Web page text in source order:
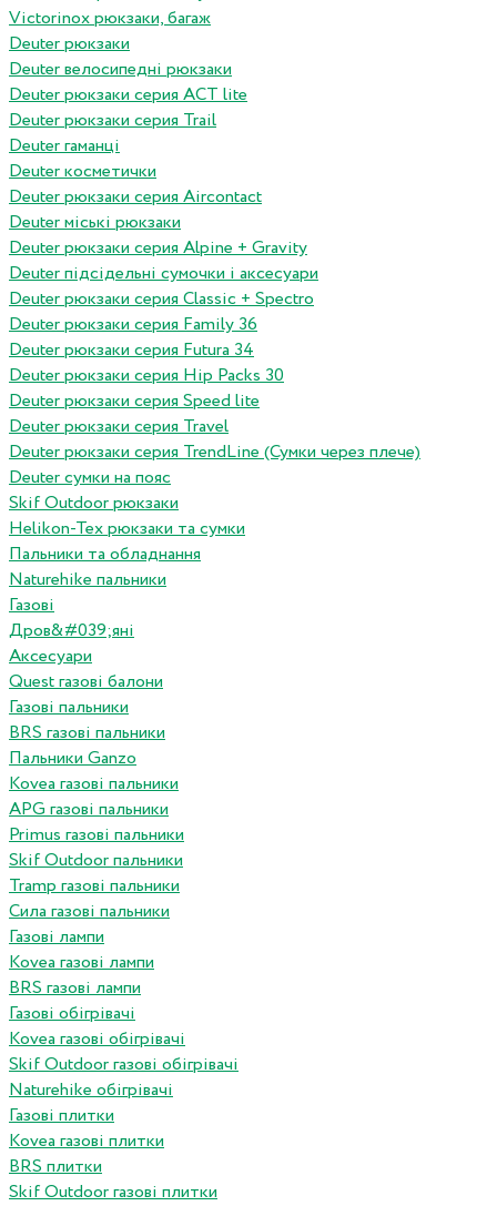
Victorinox рюкзаки, багаж
Deuter рюкзаки
Deuter велосипедні рюкзаки
Deuter рюкзаки серия ACT lite
Deuter рюкзаки серия Trail
Deuter гаманці
Deuter косметички
Deuter рюкзаки серия Aircontact
Deuter міські рюкзаки
Deuter рюкзаки серия Alpine + Gravity
Deuter підсідельні сумочки і аксесуари
Deuter рюкзаки серия Classic + Spectro
Deuter рюкзаки серия Family 36
Deuter рюкзаки серия Futura 34
Deuter рюкзаки серия Hip Packs 30
Deuter рюкзаки серия Speed lite
Deuter рюкзаки серия Travel
Deuter рюкзаки серия TrendLine (Сумки через плече)
Deuter сумки на пояс
Skif Outdoor рюкзаки
Helikon-Tex рюкзаки та сумки
Пальники та обладнання
Naturehike пальники
Газові
Дров&#039;яні
Аксесуари
Quest газові балони
Газові пальники
BRS газові пальники
Пальники Ganzo
Kovea газові пальники
APG газові пальники
Primus газові пальники
Skif Outdoor пальники
Tramp газові пальники
Сила газові пальники
Газові лампи
Kovea газові лампи
BRS газові лампи
Газові обігрівачі
Kovea газові обігрівачі
Skif Outdoor газові обігрівачі
Naturehike обігрівачі
Газові плитки
Kovea газові плитки
BRS плитки
Skif Outdoor газові плитки